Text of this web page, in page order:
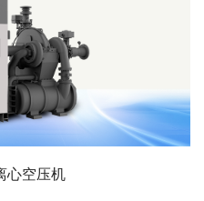
心空压机